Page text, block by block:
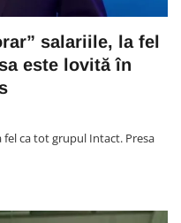
salariile, la fel
este lovită în
fel ca tot grupul Intact. Presa